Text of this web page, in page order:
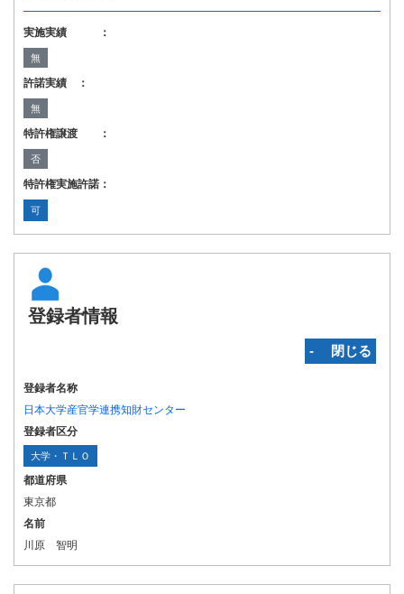
実施実績 ：
無
許諾実績 ：
無
特許権譲渡 ：
否
特許権実施許諾：
可
登録者情報
‐ 閉じる
登録者名称
日本大学産官学連携知財センター
登録者区分
大学・ＴＬＯ
都道府県
東京都
名前
川原 智明